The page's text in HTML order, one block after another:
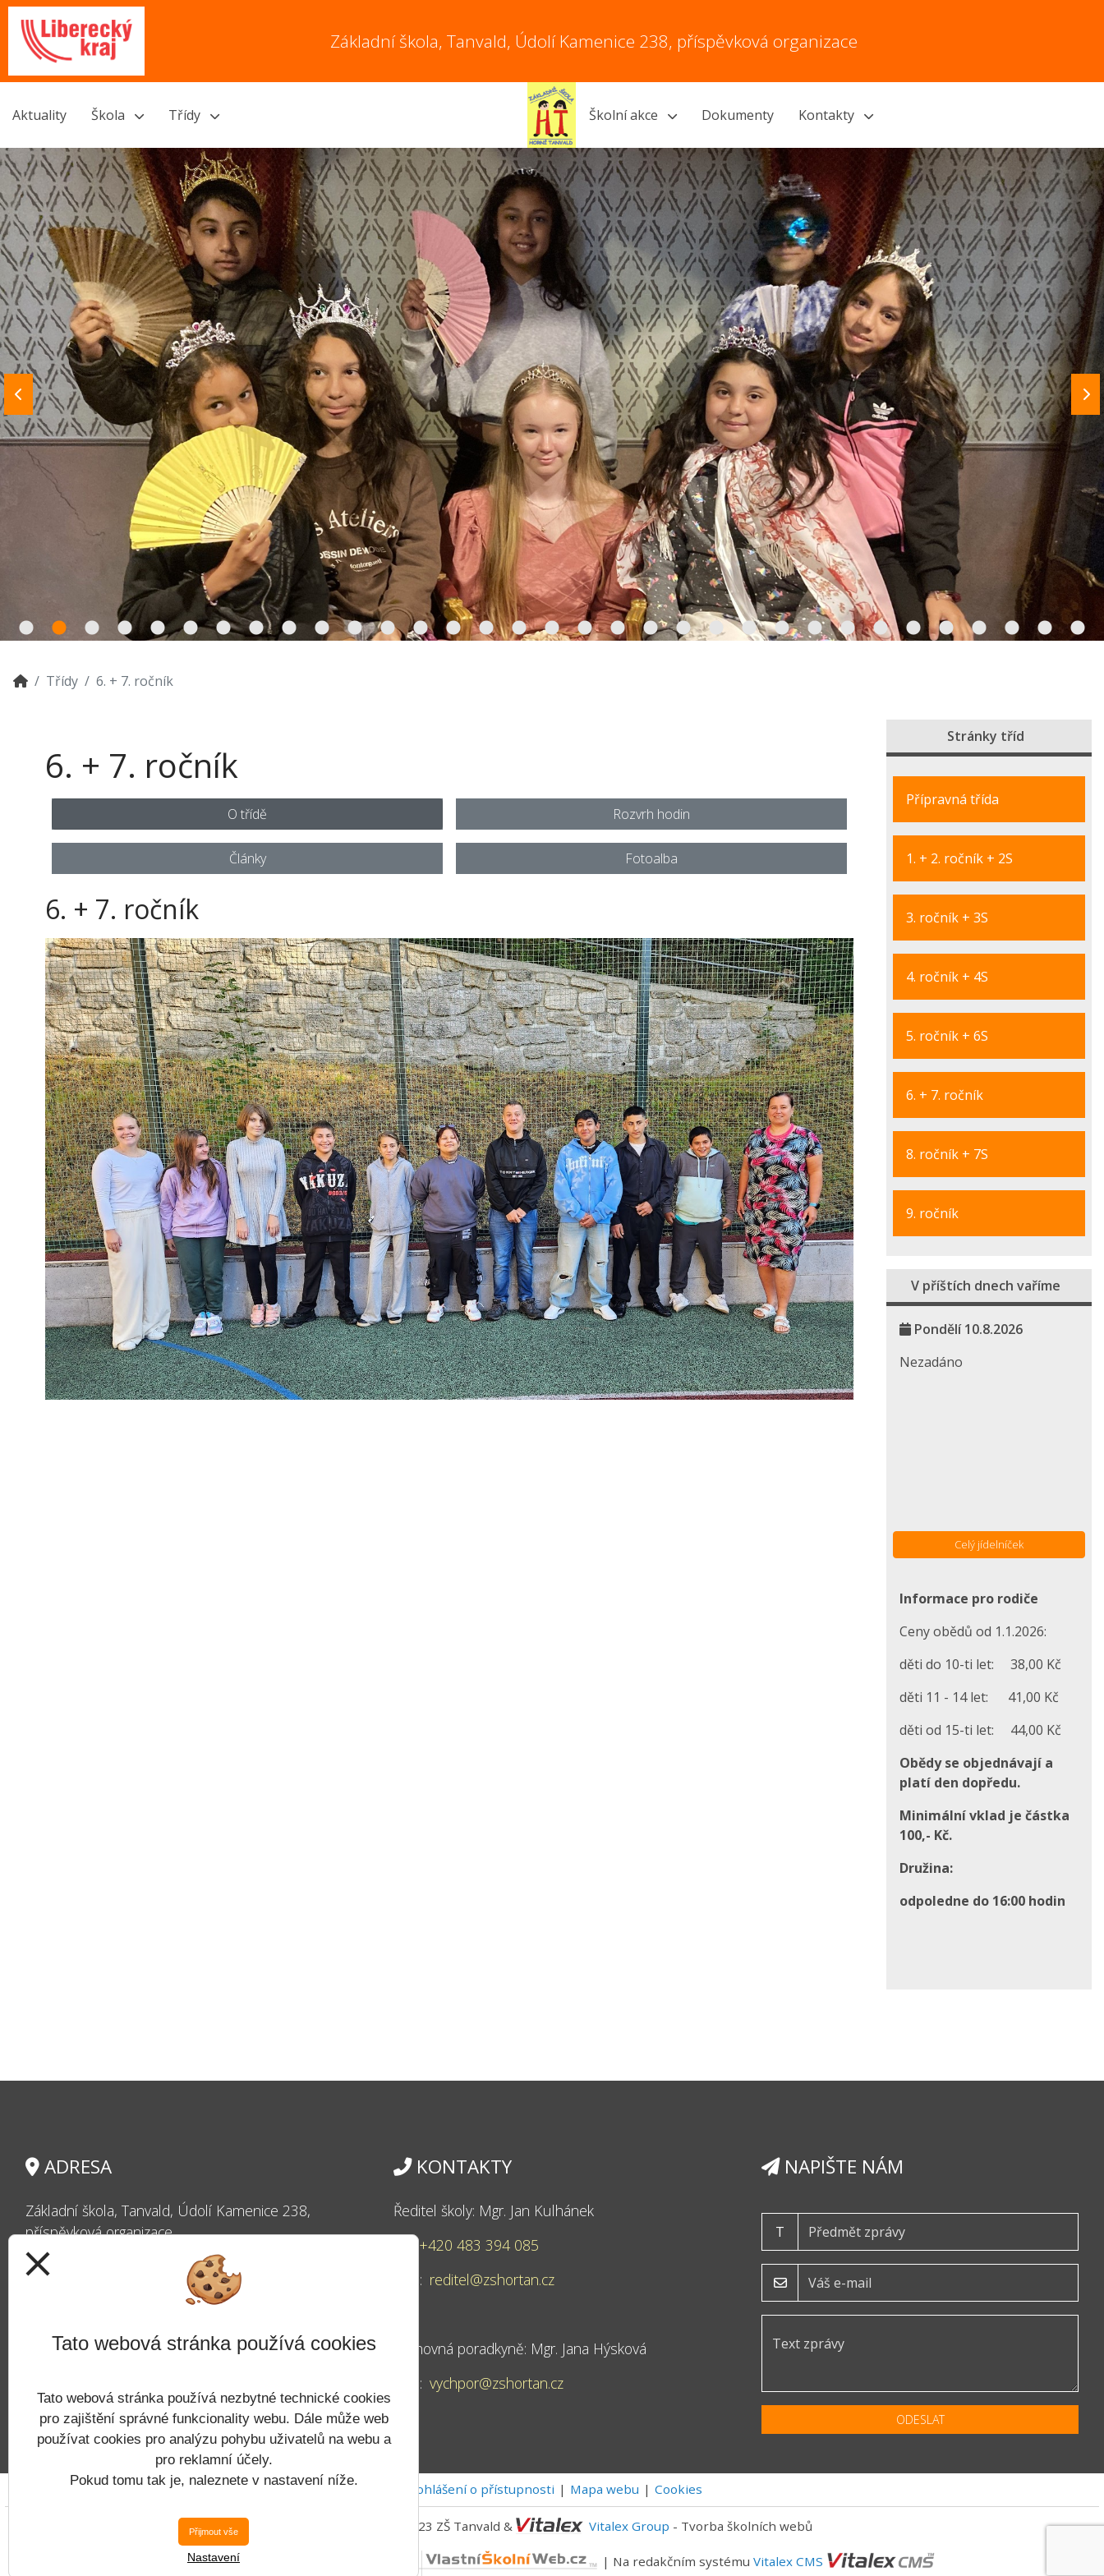
Základní škola, Tanvald, Údolí Kamenice 238, příspěvková organizace
Aktuality Škola Třídy Školní akce Dokumenty Kontakty
Třídy 6. + 7. ročník
6. + 7. ročník
O třídě Rozvrh hodin
Články Fotoalba
6. + 7. ročník
Stránky tříd
Přípravná třída
1. + 2. ročník + 2S
3. ročník + 3S
4. ročník + 4S
5. ročník + 6S
6. + 7. ročník
8. ročník + 7S
9. ročník
V příštích dnech vaříme
Pondělí 10.8.2026
Nezadáno
Celý jídelníček
Informace pro rodiče
Ceny obědů od 1.1.2026:
děti do 10-ti let: 38,00 Kč
děti 11 - 14 let: 41,00 Kč
děti od 15-ti let: 44,00 Kč
Obědy se objednávají a
platí den dopředu.
Minimální vklad je částka
100,- Kč.
Družina:
odpoledne do 16:00 hodin
ADRESA
Základní škola, Tanvald, Údolí Kamenice 238,
příspěvková organizace
Údolí Kamenice 238
Datová schránka: kyxms43
KONTAKTY
Ředitel školy: Mgr. Jan Kulhánek
Tel:+420 483 394 085
Mail: reditel@zshortan.cz
Výchovná poradkyně: Mgr. Jana Hýsková
Mail: vychpor@zshortan.cz
NAPIŠTE NÁM
T
ODESLAT
Prohlášení o přístupnosti Mapa webu Cookies
Copyright © 2022 - 2023 ZŠ Tanvald & Vitalex Group - Tvorba školních webů
Postaveno ve službě | Na redakčním systémuVitalex CMS
close
Tato webová stránka používá cookies
Tato webová stránka používá nezbytné technické cookies
pro zajištění správné funkcionality webu. Dále může web
používat cookies pro analýzu pohybu uživatelů na webu a
pro reklamní účely.
Pokud tomu tak je, naleznete v nastavení níže.
Přijmout vše
Nastavení